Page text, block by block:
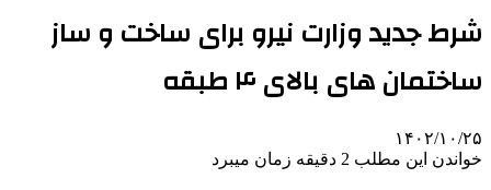
شرط جدید وزارت نیرو برای ساخت و ساز
ساختمان های بالای ۴ طبقه
۱۴۰۲/۱۰/۲۵
خواندن این مطلب 2 دقیقه زمان میبرد